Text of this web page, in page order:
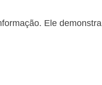
Ele demonstra